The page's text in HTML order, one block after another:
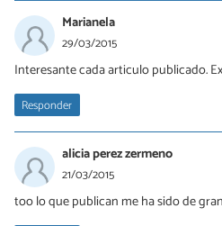
Marianela
29/03/2015
Interesante cada articulo publicado.
Responder
alicia perez zermeno
21/03/2015
too lo que publican me ha sido de